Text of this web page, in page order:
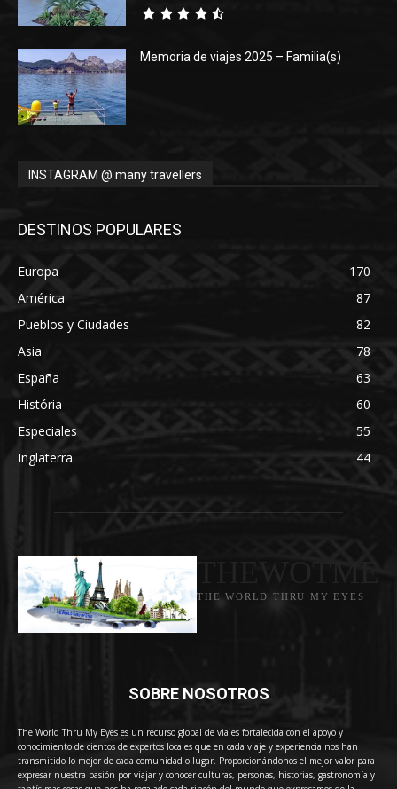
Memoria de viajes 2025 – Familia(s)
INSTAGRAM @ many travellers
DESTINOS POPULARES
Europa
170
América
87
Pueblos y Ciudades
82
Asia
78
España
63
História
60
Especiales
55
Inglaterra
44
THE WORLD THRU MY EYES
SOBRE NOSOTROS
The World Thru My Eyes es un recurso global de viajes fortalecida con el apoyo y
conocimiento de cientos de expertos locales que en cada viaje y experiencia nos han
transmitido lo mejor de cada comunidad o lugar. Proporcionándonos el mejor valor para
expresar nuestra pasión por viajar y conocer culturas, personas, historias, gastronomía y